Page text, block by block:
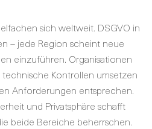
sich weltweit. DSGVO in
– jede Region scheint neue
einzuführen. Organisationen
Kontrollen umsetzen
Anforderungen entsprechen.
und Privatsphäre schafft
beide Bereiche beherrschen.